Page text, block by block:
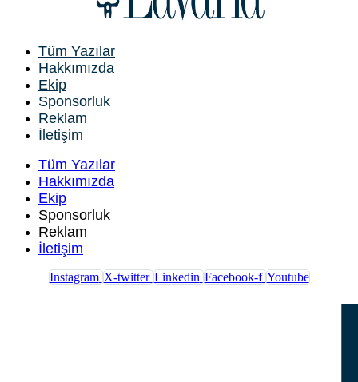
Tüm Yazılar
Hakkımızda
Ekip
Sponsorluk
Reklam
İletişim
Tüm Yazılar
Hakkımızda
Ekip
Sponsorluk
Reklam
İletişim
Instagram X-twitter Linkedin Facebook-f Youtube